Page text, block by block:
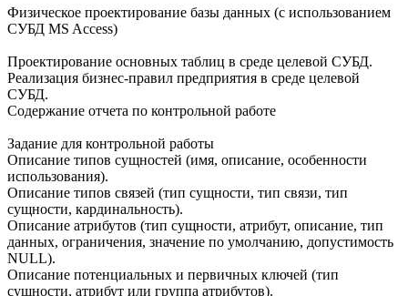
Физическое проектирование базы данных (с использованием
СУБД MS Access)
Проектирование основных таблиц в среде целевой СУБД.
Реализация бизнес-правил предприятия в среде целевой
СУБД.
Содержание отчета по контрольной работе
Задание для контрольной работы
Описание типов сущностей (имя, описание, особенности
использования).
Описание типов связей (тип сущности, тип связи, тип
сущности, кардинальность).
Описание атрибутов (тип сущности, атрибут, описание, тип
данных, ограничения, значение по умолчанию, допустимость
NULL).
Описание потенциальных и первичных ключей (тип
сущности, атрибут или группа атрибутов).